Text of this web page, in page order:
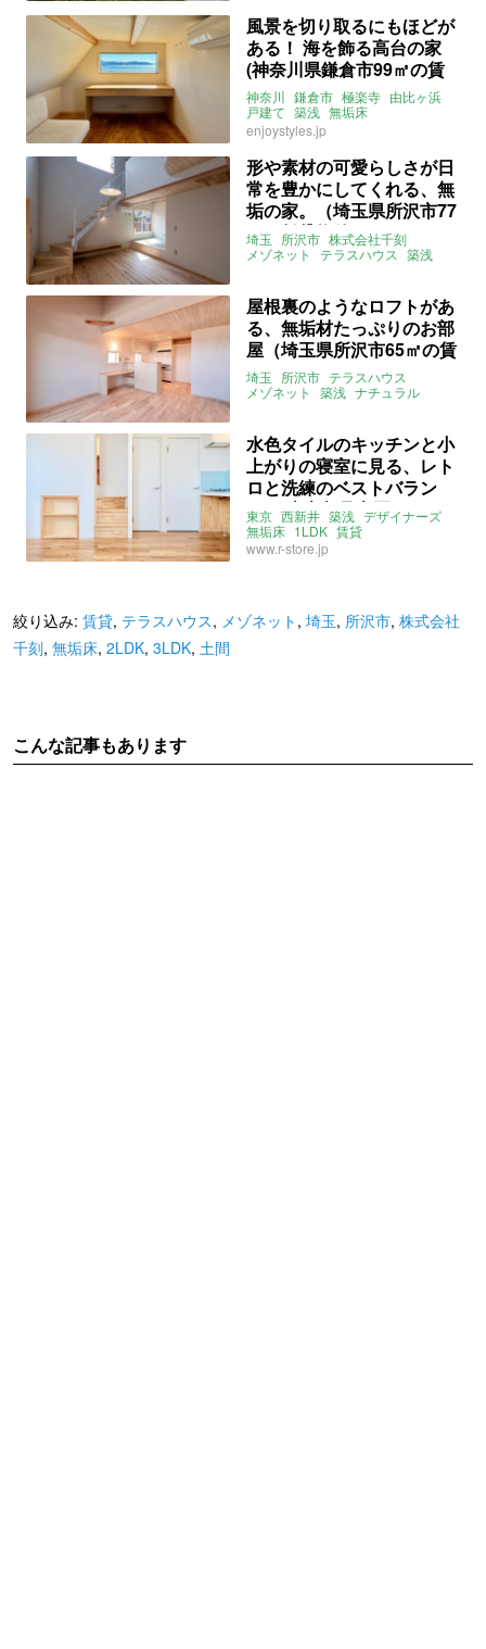
風景を切り取るにもほどが
ある！ 海を飾る高台の家
(神奈川県鎌倉市99㎡の賃
貸物件)
神奈川 鎌倉市 極楽寺 由比ヶ浜
戸建て 築浅 無垢床
ルーフバルコニー
3SLDK ENJOYSTYLE
enjoystyles.jp
形や素材の可愛らしさが日
常を豊かにしてくれる、無
垢の家。（埼玉県所沢市77
㎡の賃貸物件）
埼玉 所沢市 株式会社千刻
メゾネット
テラスハウス 築浅
屋根裏のようなロフトがあ
る、無垢材たっぷりのお部
屋（埼玉県所沢市65㎡の賃
貸物件）
埼玉 所沢市 テラスハウス
メゾネット
築浅 ナチュラル
水色タイルのキッチンと小
上がりの寝室に見る、レト
ロと洗練のベストバラン
ス。(東京都足立区34㎡の
賃貸物件)
東京 西新井 築浅 デザイナーズ
無垢床 1LDK 賃貸
www.r-store.jp
絞り込み: 賃貸, テラスハウス, メゾネット , 埼玉, 所沢市, 株式会社
千刻, 無垢床, 2LDK, 3LDK, 土間
こんな記事もあります